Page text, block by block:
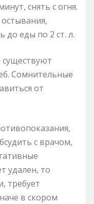
снять с огня.
до еды по 2 ст. л.
Сомнительные
от
с врачом,
удален, то
требует
в скором